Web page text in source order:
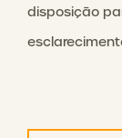
disposição